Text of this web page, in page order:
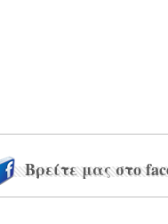
Βρείτε μας στο